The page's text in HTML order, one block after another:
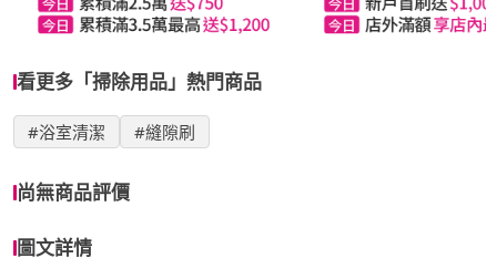
看更多「掃除用品」熱門商品
#浴室清潔 #縫隙刷
尚無商品評價
圖文詳情